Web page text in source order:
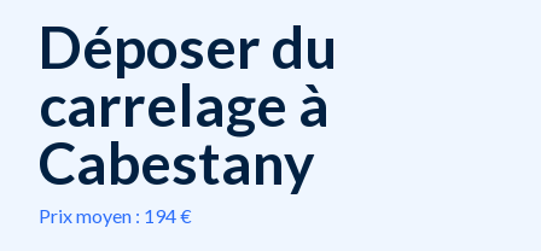
Déposer du
carrelage à
Cabestany
Prix moyen : 194 €